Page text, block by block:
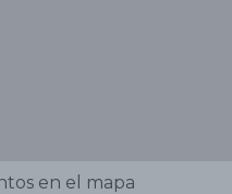
en el mapa